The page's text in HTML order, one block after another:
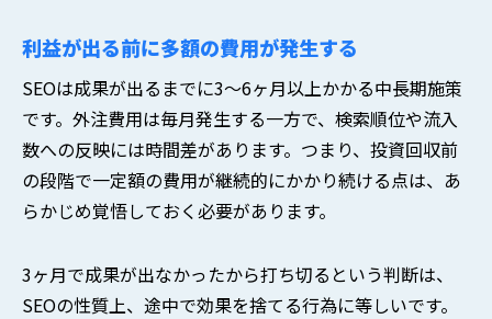
利益が出る前に多額の費用が発生する
SEOは成果が出るまでに3〜6ヶ月以上かかる中長期施策
です。外注費用は毎月発生する一方で、検索順位や流入
数への反映には時間差があります。つまり、投資回収前
の段階で一定額の費用が継続的にかかり続ける点は、あ
らかじめ覚悟しておく必要があります。
3ヶ月で成果が出なかったから打ち切るという判断は、
SEOの性質上、途中で効果を捨てる行為に等しいです。